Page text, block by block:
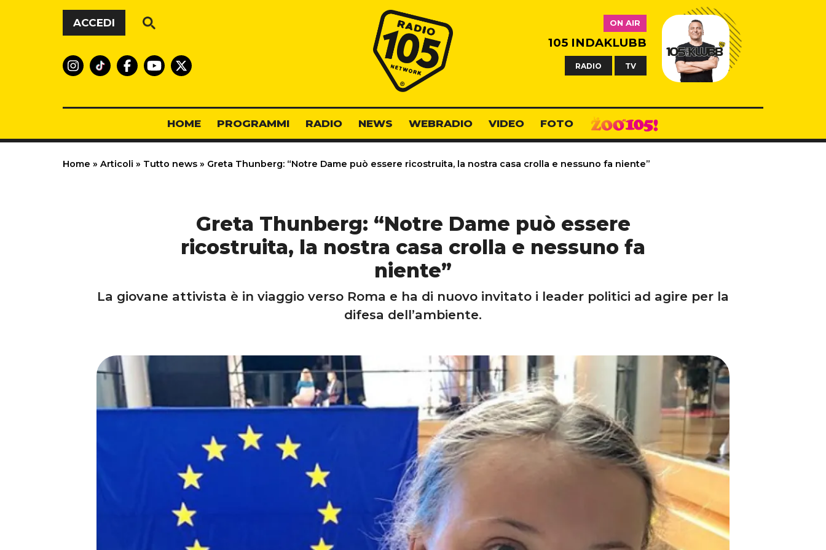
Vai al contenuto
ACCEDI
Radio 105
ON AIR
105 INDAKLUBB
RADIO TV
HOME PROGRAMMI RADIO NEWS WEBRADIO VIDEO FOTO
Home » Articoli » Tutto news » Greta Thunberg: “Notre Dame può essere ricostruita, la nostra casa crolla e nessuno fa niente”
Greta Thunberg: “Notre Dame può essere
ricostruita, la nostra casa crolla e nessuno fa
niente”
La giovane attivista è in viaggio verso Roma e ha di nuovo invitato i leader politici ad agire per la
difesa dell’ambiente.